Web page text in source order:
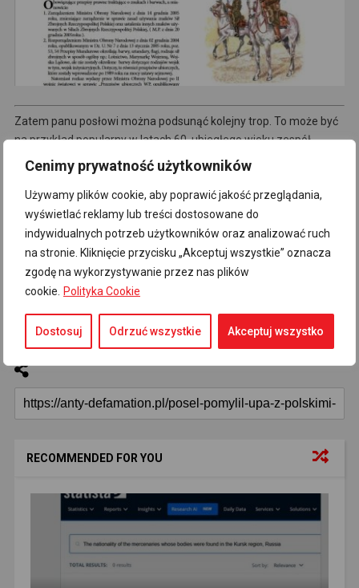
Cenimy prywatność użytkowników
Używamy plików cookie, aby poprawić jakość przeglądania,
wyświetlać reklamy lub treści dostosowane do
indywidualnych potrzeb użytkowników oraz analizować ruch
na stronie. Kliknięcie przycisku „Akceptuj wszystkie” oznacza
zgodę na wykorzystywanie przez nas plików
cookie.
Polityka Cookie
Dostosuj Odrzuć wszystkie Akceptuj wszystko
Zatem panu posłowi można podsunąć kolejny trop. To może być
na przykład popularny w latach 60. ubiegłego wieku zespół
„Czerwono-Czarni”…
Dezinformacja w social media
Media społecznościowe polityków 17 Najnowsze
Wiadomości główne 141
RECOMMENDED FOR YOU